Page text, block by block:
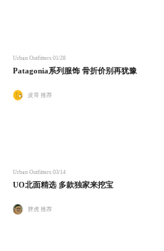
Urban Outfitters 01/28
Patagonia系列服饰 骨折价别再犹豫
皮哥 推荐
Urban Outfitters 03/14
UO北面精选 多款独家来挖宝
胖虎 推荐